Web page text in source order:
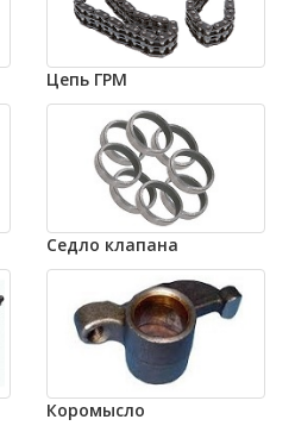
Цепь ГРМ
Седло клапана
Коромысло